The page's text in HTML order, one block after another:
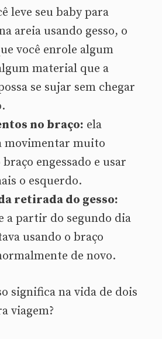
leve seu baby para
areia usando gesso, o
você enrole algum
material que a
se sujar sem chegar
no braço: ela
movimentar muito
engessado e usar
o esquerdo.
retirada do gesso:
a partir do segundo dia
usando o braço
de novo.
significa na vida de dois
viagem?